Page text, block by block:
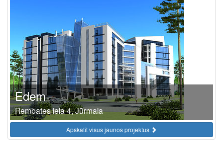
Edem
Rembates iela 4, Jūrmala
Apskatīt visus jaunos projektus